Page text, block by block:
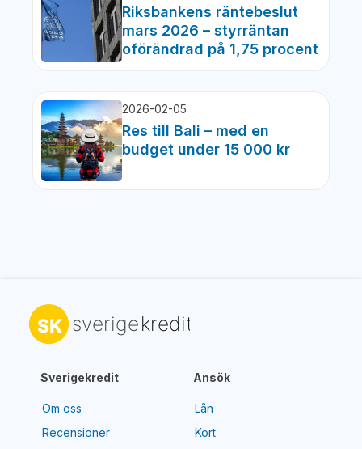
Riksbankens räntebeslut
mars 2026 – styrräntan
oförändrad på 1,75 procent
2026-02-05
Res till Bali – med en
budget under 15 000 kr
Sverigekredit
Om oss
Recensioner
Ansök
Lån
Kort